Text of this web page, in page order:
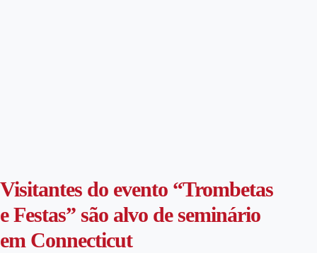
Visitantes do evento “Trombetas
e Festas” são alvo de seminário
em Connecticut